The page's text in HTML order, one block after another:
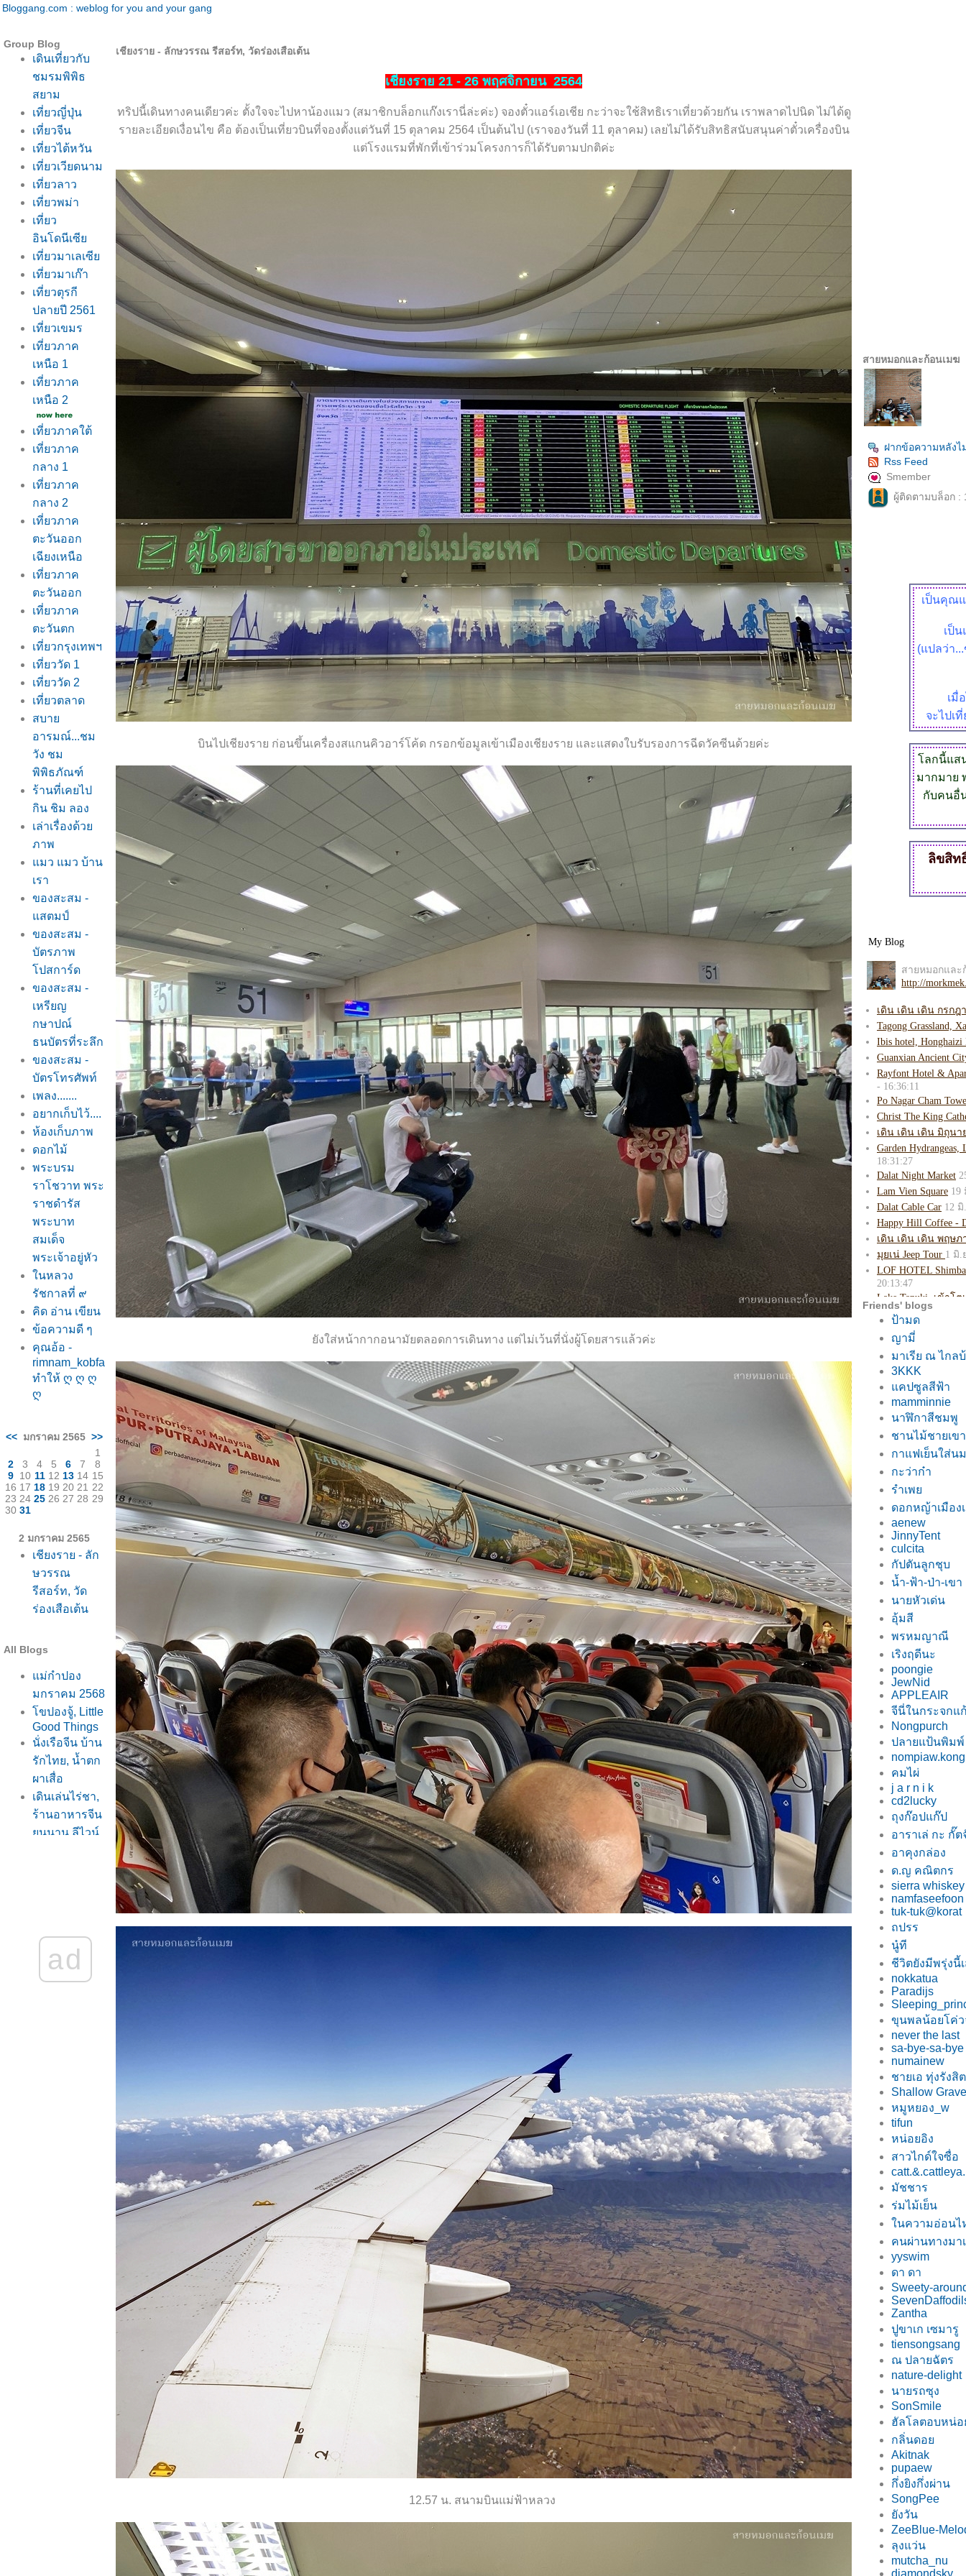
Bloggang.com : weblog for you and your gang
Group Blog
เดินเที่ยวกับ
ชมรมพิพิธ
สยาม
เที่ยวญี่ปุ่น
เที่ยวจีน
เที่ยวไต้หวัน
เที่ยวเวียดนาม
เที่ยวลาว
เที่ยวพม่า
เที่ยว
อินโดนีเซี
เที่ยวมาเลเซี
เที่ยวมาเก๊า
เที่ยวตุรกี
ปลายปี 2561
เที่ยวเขมร
เที่ยวภาค
เหนือ 1
เที่ยวภาค
เหนือ 2
เที่ยวภาคใต้
เที่ยวภาค
กลาง 1
เที่ยวภาค
กลาง 2
เที่ยวภาค
ตะวันออก
เฉียงเหนือ
เที่ยวภาค
ตะวันออก
เที่ยวภาค
ตะวันตก
เที่ยวกรุงเทพฯ
เที่ยววัด 1
เที่ยววัด 2
เที่ยวตลาด
สบา
อารมณ์...ชม
วัง ชม
พิพิธภัณฑ์
ร้านที่เคยไป
กิน ชิม ลอง
เล่าเรื่องด้ว
ภาพ
มว แมว บ้าน
เรา
ของสะสม -
สตมป์
ของสะสม -
บัตรภาพ
ปสการ์ด
ของสะสม -
เหรียญ
กษาปณ์
ธนบัตรที่ระลึก
ของสะสม -
บัตรโทรศัพท์
เพลง.......
อยากเก็บไว้....
ห้องเก็บภาพ
ดอกไม้
พระบรม
ราโชวาท พระ
ราชดำรัส
พระบาท
สมเด็จ
พระเจ้าอยู่หัว
นหลวง
รัชกาลที่ ๙
คิด อ่าน เขียน
ข้อความดี ๆ
คุณอ้อ -
rimnam_kobfa
ทำให้ ღ ღ ღ
ღ
<< มกราคม 2565 >>
1
2
3 4 5 6 7
8
9 10 11 12 13 14 15
16 17 18 19 20 21 22
23 24 25 26 27 28 29
30 31
2 มกราคม 2565
เชียงราย - ลัก
ษวรรณ
รีสอร์ท, วัด
ร่องเสือเต้น
All Blogs
ม่กำปอง
มกราคม 2568
ขปองจู้, Little
Good Things
นั่งเรือจีน บ้าน
รักไทย, น้ำตก
ผาเสื่อ
เดินเล่นไร่ชา,
ร้านอาหารจีน
ูนนาน ลีไวน์
พักที่วิวนา
รีสอร์ท, จิบ
กาแฟ เดินเล่น
ad
เชียงราย - ลักษวรรณ รีสอร์ท, วัดร่องเสือเต้น
เชียงราย 21 - 26 พฤศจิกายน 2564
ทริปนี้เดินทางคนเดียวค่ะ ตั้งใจจะไปหาน้องแมว (สมาชิกบล็อกแก๊งเรานี่ล่ะค่ะ) จองตั๋วแอร์เอเชีย กะว่าจะใช้สิทธิเราเที่ยวด้วยกัน เราพลาดไปนิด ไม่ได้ดู
รายละเอียดเงื่อนไข คือ ต้องเป็นเที่ยวบินที่จองตั้งแต่วันที่ 15 ตุลาคม 2564 เป็นต้นไป (เราจองวันที่ 11 ตุลาคม) เลยไม่ได้รับสิทธิสนับสนุนค่าตั๋วเครื่องบิน
ต่โรงแรมที่พักที่เข้าร่วมโครงการก็ได้รับตามปกติค่ะ
บินไปเชียงราย ก่อนขึ้นเครื่องสแกนคิวอาร์โค้ด กรอกข้อมูลเข้าเมืองเชียงราย และแสดงใบรับรองการฉีดวัคซีนด้วยค่ะ
ังใส่หน้ากากอนามัยตลอดการเดินทาง แต่ไม่เว้นที่นั่งผู้โดยสารแล้วค่ะ
12.57 น. สนามบินแม่ฟ้าหลวง
สายหมอกและก้อนเมฆ
ฝากข้อความหลังไ
Rss Feed
Smember
ผู้ติดตามบล็อก :
เป็นคุณ
เป็
(แปลว่า
เมื่
จะไปเ
ลกนี้แสน
มากมาย
กับคนอื่
ลิขสิท
Friends' blogs
ป้ามด
ญามี่
มาเรีย ณ ไกล
3KKK
คปซูลสีฟ้า
mamminnie
นาฬิกาสีชมพู
ชานไม้ชายเขา
กาแฟเย็นใส่น
กะว่าก๋า
รำเพ
ดอกหญ้าเมือ
aenew
JinnyTent
culcita
กัปตันลูกชุบ
น้ำ-ฟ้า-ป่า-เขา
นายหัวเด่น
อุ้มสี
พรหมญาณี
เริงฤดีนะ
poongie
JewNid
APPLEAIR
จีนี่ในกระจกแ
Nongpurch
ปลายแป้นพิมพ์
คมไผ่
j a r n i k
cd2lucky
ถุงก๊อปแก๊ป
อาราเล่ กะ กั๊ต
อาคุงกล่อง
ด.ญ คณิตกร
sierra
namfaseefoon
tuk-tuk@korat
ถปรร
นู๋ที
ชีวิตยังมีพรุ่งนี้
nokkatua
Paradijs
ขุนพลน้อยโค่ว
never the last
sa-bye-sa-
numainew
ชายเอ ทุ่งรังสิต
Shallow Grave
หมูหยอง_w
tifun
หน่อยอิง
สาวไกด์ใจซื่อ
มัชชาร
ร่มไม้เย็น
นความอ่อนไ
คนผ่านทางมา
yyswim
ดา ดา
Sweety-
Zantha
ปูขาเก เซมารู
tiensongsang
ณ ปลายฉัตร
nature-delight
นายรถซุง
SonSmile
ฮัลโลตอบหน่
กลิ่นดอ
Akitnak
pupaew
กึ่งยิงกึ่งผ่าน
SongPee
ังวัน
ZeeBlue-
ลุงแว่น
mutcha_nu
diamondsky